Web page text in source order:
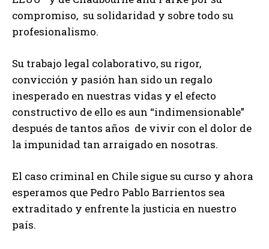
compromiso, su solidaridad y sobre todo su
profesionalismo.
Su trabajo legal colaborativo, su rigor,
convicción y pasión han sido un regalo
inesperado en nuestras vidas y el efecto
constructivo de ello es aun “indimensionable”
después de tantos años de vivir con el dolor de
la impunidad tan arraigado en nosotras.
El caso criminal en Chile sigue su curso y ahora
esperamos que Pedro Pablo Barrientos sea
extraditado y enfrente la justicia en nuestro
país.